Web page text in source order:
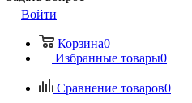
Войти
Корзина0
Избранные товары0
Сравнение товаров0